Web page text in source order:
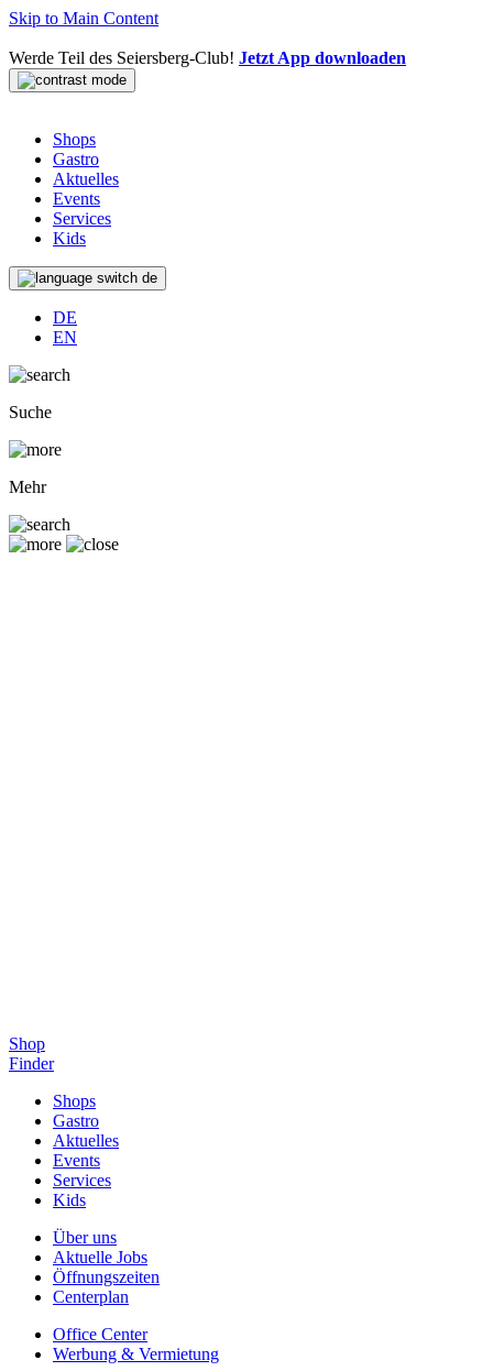
Skip to Main Content
Werde Teil des Seiersberg-Club! Jetzt App downloaden
Shops
Gastro
Aktuelles
Events
Services
Kids
de
DE
EN
Suche
Mehr
Shop
Finder
Shops
Gastro
Aktuelles
Events
Services
Kids
Über uns
Aktuelle Jobs
Öffnungszeiten
Centerplan
Office Center
Werbung & Vermietung